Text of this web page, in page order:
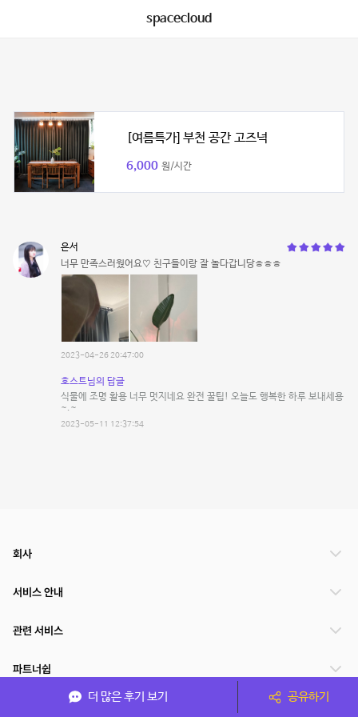
spacecloud
[여름특가] 부천 공간 고즈넉
6,000 원/시간
은서
너무 만족스러웠어요♡ 친구들이랑 잘 놀다갑니당ㅎㅎㅎ
2023-04-26 20:47:00
호스트님의 답글
식물에 조명 활용 너무 멋지네요 완전 꿀팁! 오늘도 행복한 하루 보내세용
~.~
2023-05-11 12:37:54
더 많은 후기 보기 공유하기
회사
서비스 안내
관련 서비스
파트너쉽
서비스 제공 국가